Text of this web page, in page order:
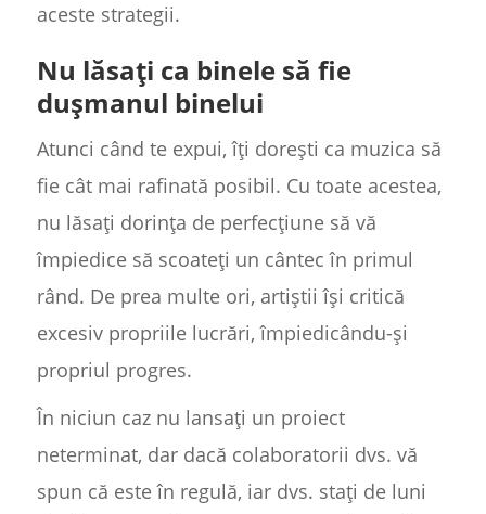
aceste strategii.
Nu lăsați ca binele să fie
dușmanul binelui
Atunci când te expui, îți dorești ca muzica să
fie cât mai rafinată posibil. Cu toate acestea,
nu lăsați dorința de perfecțiune să vă
împiedice să scoateți un cântec în primul
rând. De prea multe ori, artiștii își critică
excesiv propriile lucrări, împiedicându-și
propriul progres.
În niciun caz nu lansați un proiect
neterminat, dar dacă colaboratorii dvs. vă
spun că este în regulă, iar dvs. stați de luni